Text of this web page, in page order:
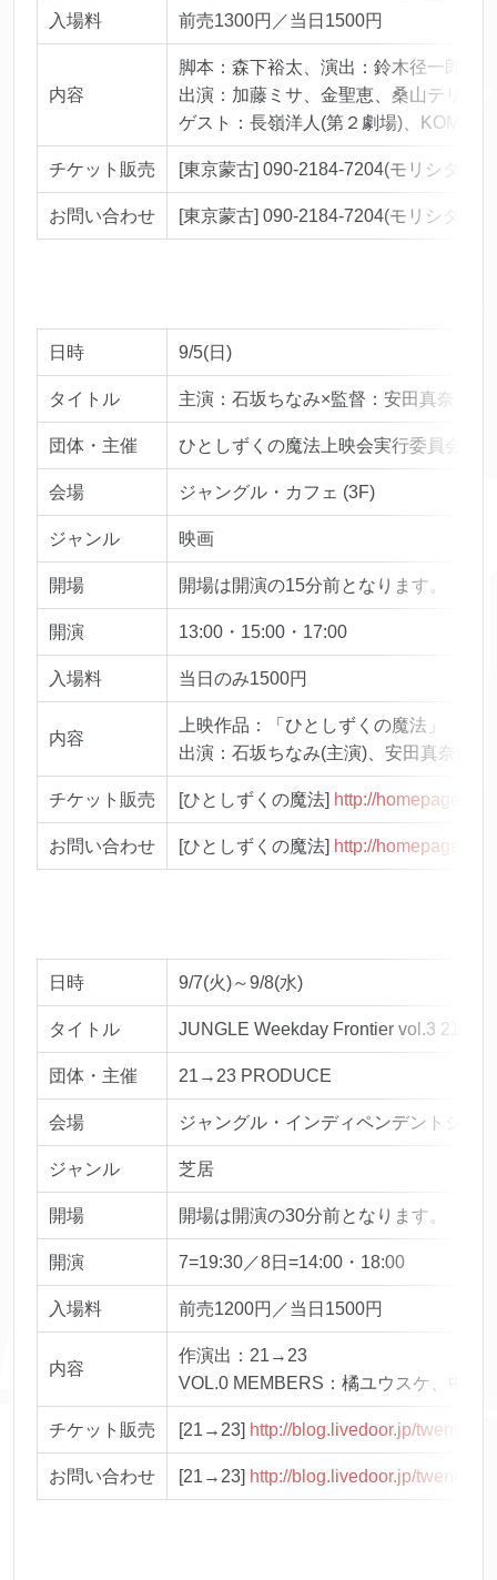
入場料 前売1300円／当日1500円
内容
脚本：森下裕太、演出：鈴木径一郎
出演：加藤ミサ、金聖恵、桑山テリー
ゲスト：長嶺洋人(第２劇場)、
チケット販売 [東京蒙古] 090-2184-7204(モリシタ)
お問い合わせ [東京蒙古] 090-2184-7204(モリシタ)
日時 9/5(日)
タイトル 主演：石坂ちなみ×監督：安田真奈 『
団体・主催 ひとしずくの魔法上映会実行委員会
会場 ジャングル・カフェ (3F)
ジャンル 映画
開場 開場は開演の15分前となります。
開演 13:00・15:00・17:00
入場料 当日のみ1500円
内容
上映作品：「ひとしずくの魔法」
出演：石坂ちなみ(主演)、安田真奈(監
チケット販売 [ひとしずくの魔法] http://
お問い合わせ [ひとしずくの魔法] http://
日時 9/7(火)～9/8(水)
タイトル JUNGLE Weekday Frontier vol.3
団体・主催 21→23 PRODUCE
会場 ジャングル・インディペンデントシア
ジャンル 芝居
開場 開場は開演の30分前となります。
開演 7=19:30／8日=14:00・18:00
入場料 前売1200円／当日1500円
内容
作演出：21→23
VOL.0 MEMBERS：橘ユウスケ、中嶋
チケット販売 [21→23] http://blog.livedoor.jp/
お問い合わせ [21→23] http://blog.livedoor.jp/